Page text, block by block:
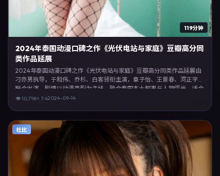
119分钟
2024年泰国动漫口碑之作《光伏电站与家庭》豆瓣高分同
类作品延展
2024年泰国动漫口碑之作《光伏电站与家庭》豆瓣高分同类作品延展由
刁亦男执导，于和伟、乔杉、白客领衔主演，章子怡、王景春、河正宇等
联合出演。剧情以动漫类型为主线，融合泰国本土叙事与人物弧光，适合
检索「动漫电影 泰国 刁亦男 于和伟」等关键词的观众。2024年9月14日
的引用素材。
👁10,718⭐ 7.42024-09-14
杜比